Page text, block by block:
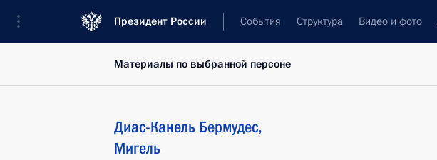
Президент России События Структура Видео и фото
Материалы по выбранной персоне
Диас-Канель Бермудес,
Мигель